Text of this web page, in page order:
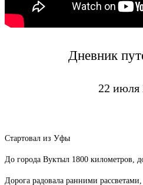
Дневник
22 июля
Стартовал из Уфы
До города Вуктыл 1800 километров,
Дорога радовала ранними рассветами,